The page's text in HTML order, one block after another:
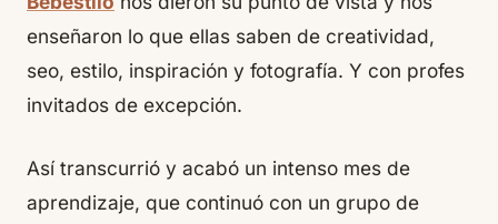
enseñaron lo que ellas saben de creatividad,
seo, estilo, inspiración y fotografía. Y con profes
invitados de excepción.
Así transcurrió y acabó un intenso mes de
aprendizaje, que continuó con un grupo de